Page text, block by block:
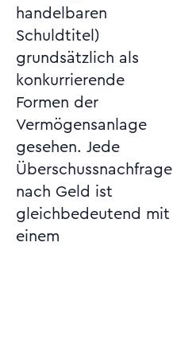
handelbaren
Schuldtitel)
grundsätzlich als
konkurrierende
Formen der
Vermögensanlage
gesehen. Jede
Überschussnachfrage
nach Geld ist
gleichbedeutend mit
einem
Endogenitäts-Prinzip
Geldfunktionen,
primäre,
Geldüberversorgung,